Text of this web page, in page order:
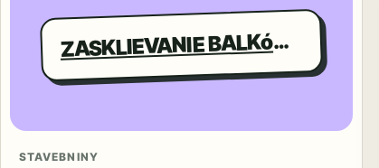
ZASKLIEVANIE BALKóNOV BRATISLAVA
STAVEBNINY